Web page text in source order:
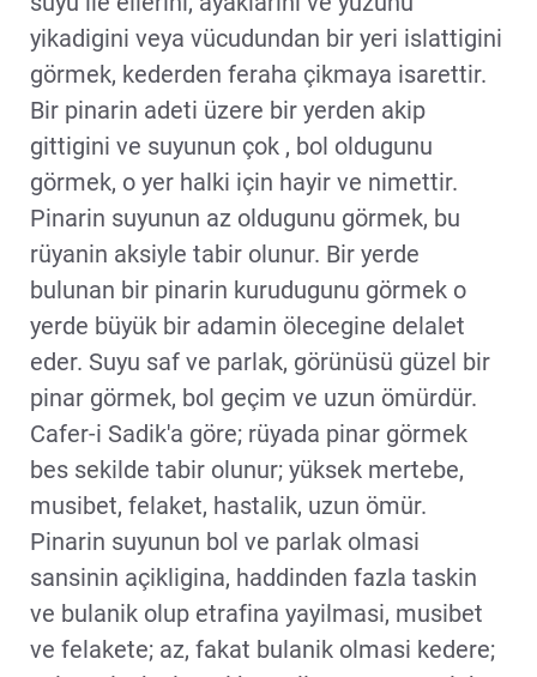
yikadigini veya vücudundan bir yeri islattigini
görmek, kederden feraha çikmaya isarettir.
Bir pinarin adeti üzere bir yerden akip
gittigini ve suyunun çok , bol oldugunu
görmek, o yer halki için hayir ve nimettir.
Pinarin suyunun az oldugunu görmek, bu
rüyanin aksiyle tabir olunur. Bir yerde
bulunan bir pinarin kurudugunu görmek o
yerde büyük bir adamin ölecegine delalet
eder. Suyu saf ve parlak, görünüsü güzel bir
pinar görmek, bol geçim ve uzun ömürdür.
Cafer-i Sadik'a göre; rüyada pinar görmek
bes sekilde tabir olunur; yüksek mertebe,
musibet, felaket, hastalik, uzun ömür.
Pinarin suyunun bol ve parlak olmasi
sansinin açikligina, haddinden fazla taskin
ve bulanik olup etrafina yayilmasi, musibet
ve felakete; az, fakat bulanik olmasi kedere;